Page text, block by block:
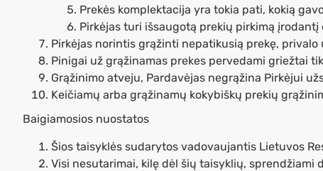
Prekės komplektacija yra tokia pati, kokią
Pirkėjas turi išsaugotą prekių pirkimą
Pirkėjas norintis grąžinti nepatikusią prekę,
Pinigai už grąžinamas prekes pervedami griežtai
Grąžinimo atveju, Pardavėjas negrąžina Pirkėjui
Keičiamų arba grąžinamų kokybiškų prekių
Baigiamosios nuostatos
Šios taisyklės sudarytos vadovaujantis Lietuvos
Visi nesutarimai, kilę dėl šių taisyklių,